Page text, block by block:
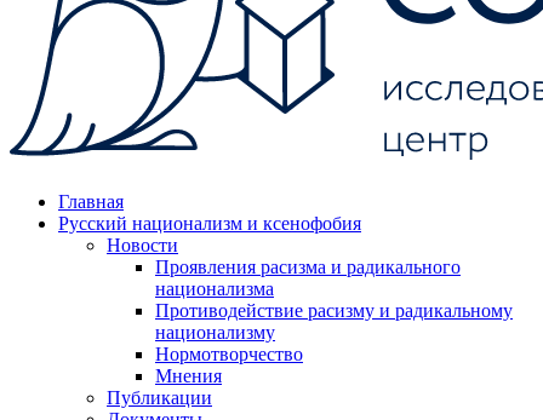
Главная
Русский национализм и ксенофобия
Новости
Проявления расизма и радикального
национализма
Противодействие расизму и радикальному
национализму
Нормотворчество
Мнения
Публикации